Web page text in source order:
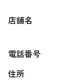
店舗名
電話番号
住所